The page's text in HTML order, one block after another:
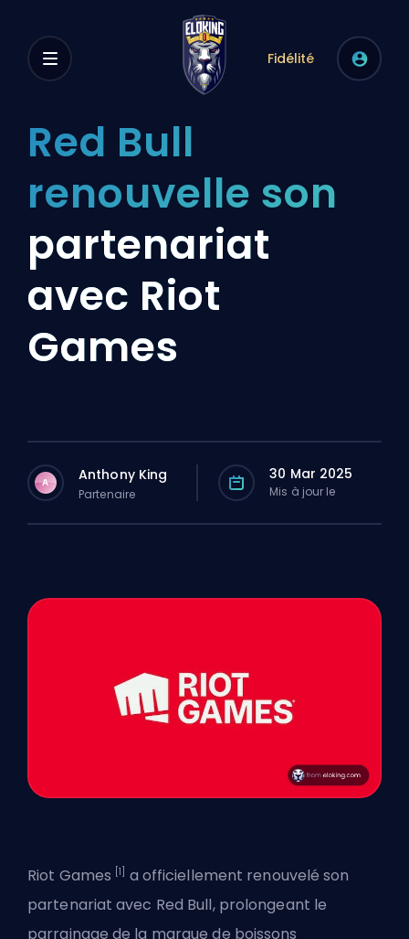
Fidélité
Red Bull
renouvelle son
partenariat
avec Riot
Games
A Anthony King
Partenaire
30 Mar 2025
Mis à jour le
Riot Games [1]
a officiellement renouvelé son
partenariat avec Red Bull, prolongeant le
parrainage de la marque de boissons